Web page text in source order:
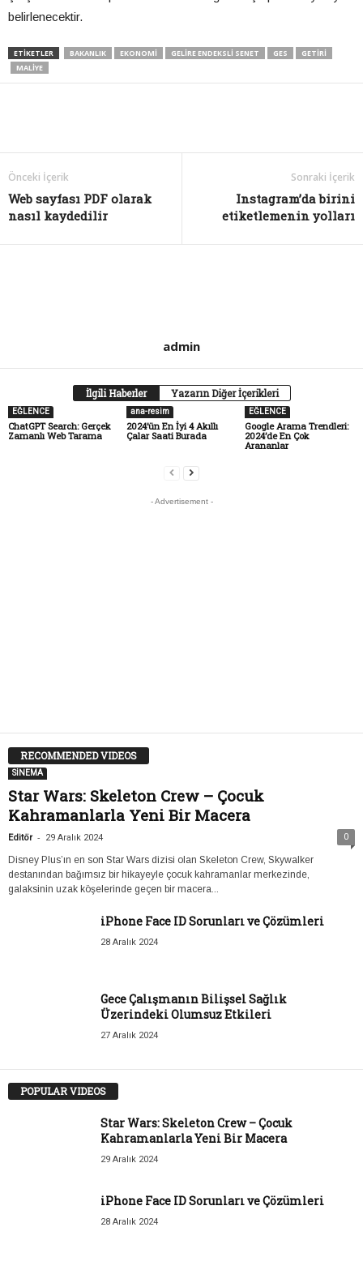
belirlenecektir.
ETIKETLER BAKANLIK EKONOMI GELIRE ENDEKSLI SENET GES
GETIRI
MALIYE
Önceki İçerik
Web sayfası PDF olarak
nasıl kaydedilir
Sonraki İçerik
Instagram’da birini
etiketlemenin yolları
admin
İlgili Haberler Yazarın Diğer İçerikleri
EĞLENCE
ChatGPT Search: Gerçek
Zamanlı Web Tarama
ana-resim
2024’ün En İyi 4 Akıllı
Çalar Saati Burada
EĞLENCE
Google Arama Trendleri:
2024’de En Çok
Arananlar
- Advertisement -
RECOMMENDED VIDEOS
SİNEMA
Star Wars: Skeleton Crew – Çocuk
Kahramanlarla Yeni Bir Macera
Editör - 29 Aralık 2024 0
Disney Plus’ın en son Star Wars dizisi olan Skeleton Crew, Skywalker
destanından bağımsız bir hikayeyle çocuk kahramanlar merkezinde,
galaksinin uzak köşelerinde geçen bir macera...
iPhone Face ID Sorunları ve Çözümleri
28 Aralık 2024
Gece Çalışmanın Bilişsel Sağlık
Üzerindeki Olumsuz Etkileri
27 Aralık 2024
POPULAR VIDEOS
Star Wars: Skeleton Crew – Çocuk
Kahramanlarla Yeni Bir Macera
29 Aralık 2024
iPhone Face ID Sorunları ve Çözümleri
28 Aralık 2024